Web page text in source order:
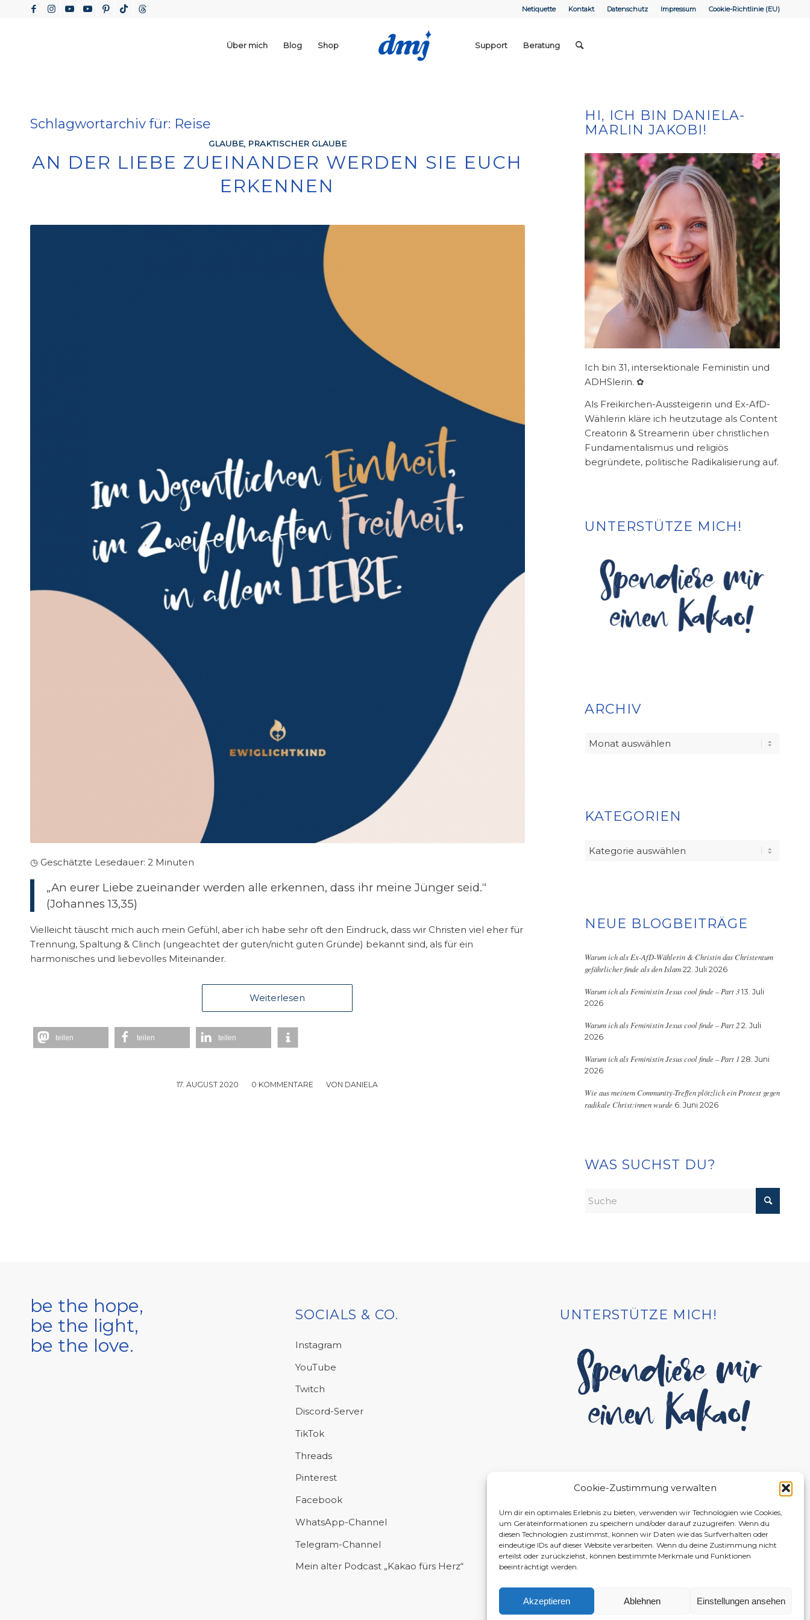
Cookie-Zustimmung verwalten
Um dir ein optimales Erlebnis zu bieten, verwenden wir Technologien wie Cookies,
um Geräteinformationen zu speichern und/oder darauf zuzugreifen. Wenn du
diesen Technologien zustimmst, können wir Daten wie das Surfverhalten oder
eindeutige IDs auf dieser Website verarbeiten. Wenn du deine Zustimmung nicht
erteilst oder zurückziehst, können bestimmte Merkmale und Funktionen
beeinträchtigt werden.
Akzeptieren Ablehnen Einstellungen ansehen
Netiquette Kontakt Datenschutz Impressum Cookie-Richtlinie (EU)
Über mich Blog Shop Support Beratung
Schlagwortarchiv für: Reise
GLAUBE, PRAKTISCHER GLAUBE
AN DER LIEBE ZUEINANDER WERDEN SIE EUCH
ERKENNEN
◷ Geschätzte Lesedauer: 2 Minuten
„An eurer Liebe zueinander werden alle erkennen, dass ihr meine Jünger seid.“
(Johannes 13,35)
Vielleicht täuscht mich auch mein Gefühl, aber ich habe sehr oft den Eindruck, dass wir Christen viel eher für
Trennung, Spaltung & Clinch (ungeachtet der guten/nicht guten Gründe) bekannt sind, als für ein
harmonisches und liebevolles Miteinander.
Weiterlesen
teilen teilen teilen
17. AUGUST 2020
/ 0 KOMMENTARE
/ VON DANIELA
HI, ICH BIN DANIELA-
MARLIN JAKOBI!
Ich bin 31, intersektionale Feministin und
ADHSlerin. ✿
Als Freikirchen-Aussteigerin und Ex-AfD-
Wählerin kläre ich heutzutage als Content
Creatorin & Streamerin über christlichen
Fundamentalismus und religiös
begründete, politische Radikalisierung auf.
UNTERSTÜTZE MICH!
ARCHIV
KATEGORIEN
Kategorien
NEUE BLOGBEITRÄGE
Warum ich als Ex-AfD-Wählerin & Christin das Christentum
gefährlicher finde als den Islam 22. Juli 2026
Warum ich als Feministin Jesus cool finde – Part 3 13. Juli
2026
Warum ich als Feministin Jesus cool finde – Part 2 2. Juli
2026
Warum ich als Feministin Jesus cool finde – Part 1 28. Juni
2026
Wie aus meinem Community-Treffen plötzlich ein Protest gegen
radikale Christ:innen wurde 6. Juni 2026
WAS SUCHST DU?
be the hope,
be the light,
be the love.
SOCIALS & CO.
Instagram
YouTube
Twitch
Discord-Server
TikTok
Threads
Pinterest
Facebook
WhatsApp-Channel
Telegram-Channel
Mein alter Podcast „Kakao fürs Herz“
UNTERSTÜTZE MICH!